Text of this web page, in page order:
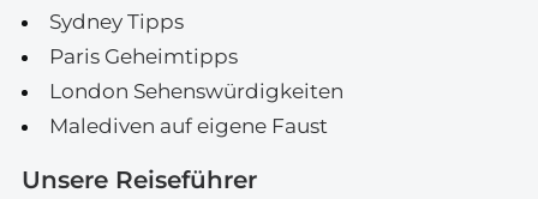
Sydney Tipps
Paris Geheimtipps
London Sehenswürdigkeiten
Malediven auf eigene Faust
Unsere Reiseführer